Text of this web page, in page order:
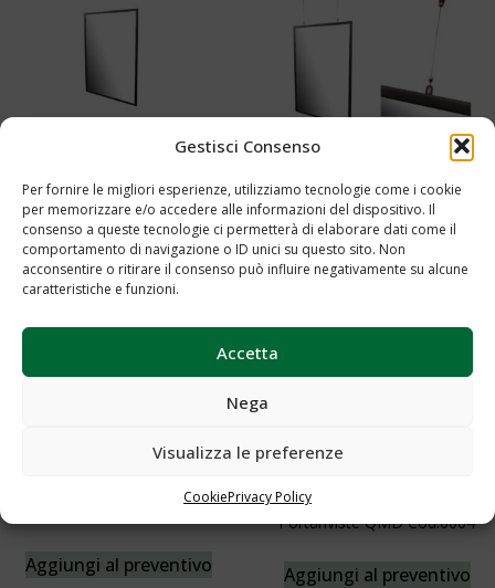
Gestisci Consenso
Per fornire le migliori esperienze, utilizziamo tecnologie come i cookie
per memorizzare e/o accedere alle informazioni del dispositivo. Il
consenso a queste tecnologie ci permetterà di elaborare dati come il
comportamento di navigazione o ID unici su questo sito. Non
acconsentire o ritirare il consenso può influire negativamente su alcune
caratteristiche e funzioni.
Accetta
Nega
Visualizza le preferenze
CookiePrivacy Policy
Aggiungi al preventivo
PORTAPOSTER SOSPESO
Cod.0061A-Cod.0062 A
Aggiungi al preventivo
Aggiungi al preventivo
Portariviste QMD Cod.0064
Aggiungi al preventivo